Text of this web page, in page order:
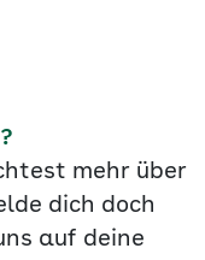
mehr über
dich doch
auf deine